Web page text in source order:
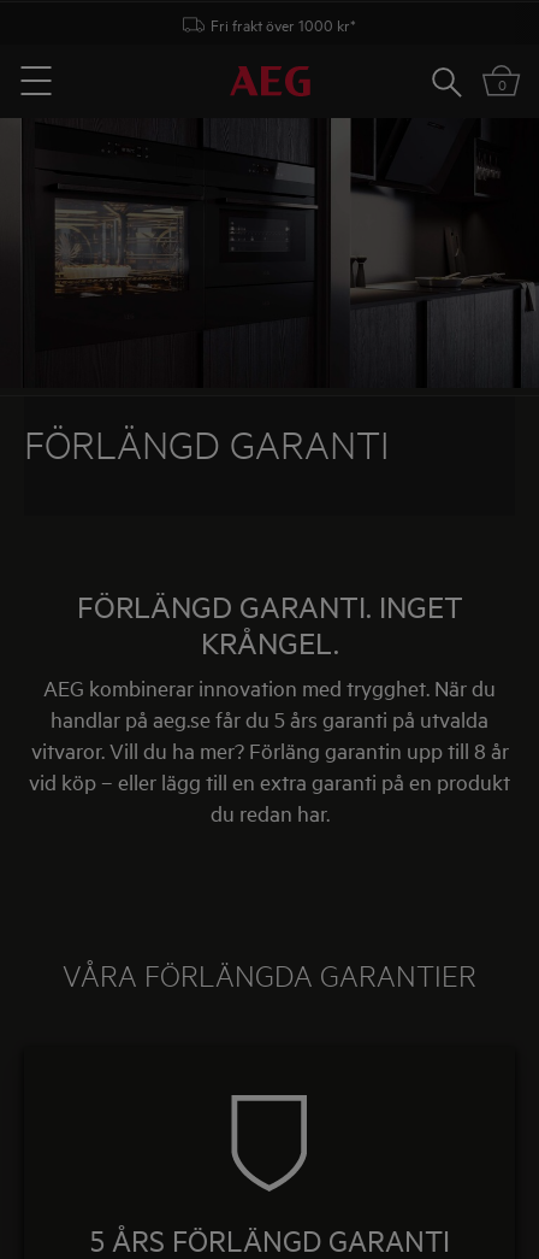
Fri frakt över 1000 kr*
Menu
Sök 0
FÖRLÄNGD GARANTI
FÖRLÄNGD GARANTI. INGET
KRÅNGEL.
AEG kombinerar innovation med trygghet. När du
handlar på aeg.se får du 5 års garanti på utvalda
vitvaror. Vill du ha mer? Förläng garantin upp till 8 år
vid köp – eller lägg till en extra garanti på en produkt
du redan har.
VÅRA FÖRLÄNGDA GARANTIER
5 ÅRS FÖRLÄNGD GARANTI